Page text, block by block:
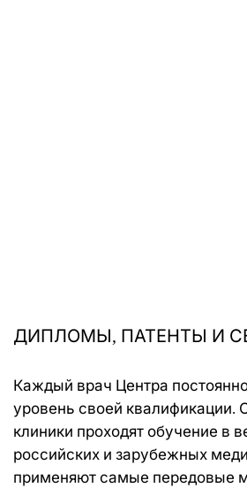
ДИПЛОМЫ, ПАТЕНТЫ И
Каждый врач Центра
уровень своей квалификации.
клиники проходят обучение в
российских и зарубежных
применяют самые передовые